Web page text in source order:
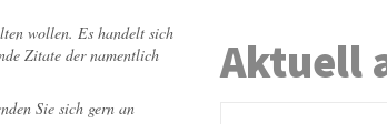
wollen. Es handelt sich
Zitate der namentlich
Sie sich gern an
Aktuell